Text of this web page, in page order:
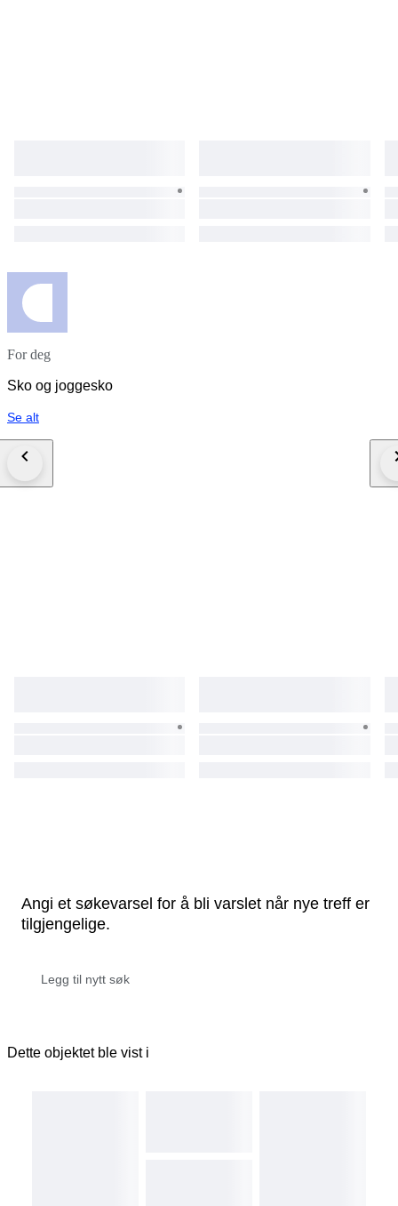
For deg
Sko og joggesko
Se alt
Angi et søkevarsel for å bli varslet når nye treff er
tilgjengelige.
Dette objektet ble vist i